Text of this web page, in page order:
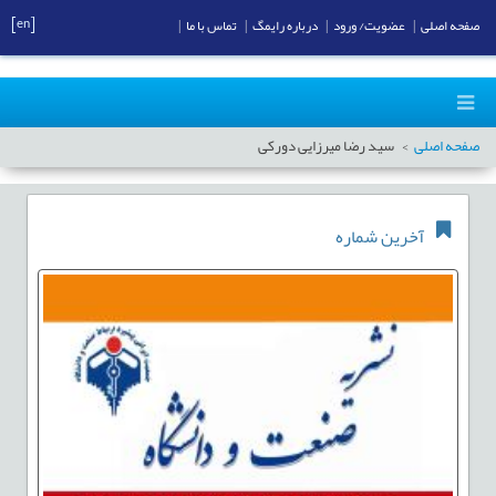
صفحه اصلی سید رضا میرزایی دورکی
آخرین شماره
صفحه اصلی عضویت/ ورود درباره رایمگ تماس با ما